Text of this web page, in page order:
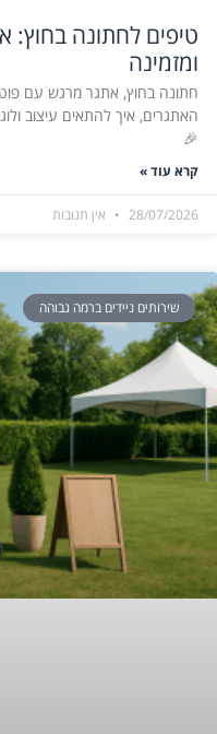
טיפים לחתונה בחוץ:
ומזמינה
חתונה בחוץ, אתגר מרגש עם
האתגרים, איך להתאים עיצוב
🎉
קרא עוד »
28/07/2026 אין תגובות
שירותים ניידים ברמה גבוהה